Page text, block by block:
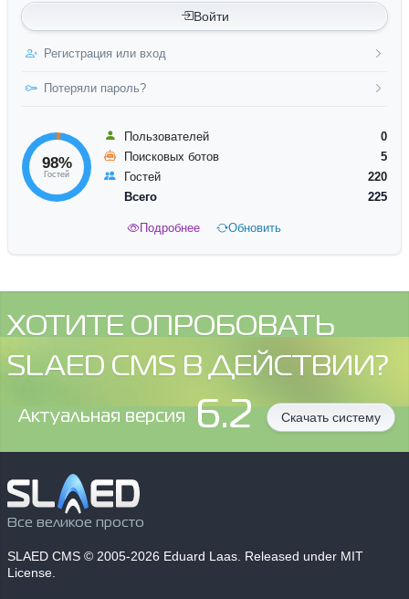
Войти
Регистрация или вход
Потеряли пароль?
98%
Гостей
Пользователей
0
Поисковых ботов
5
Гостей
220
Всего
225
Подробнее Обновить
ХОТИТЕ ОПРОБОВАТЬ
SLAED CMS В ДЕЙСТВИИ?
Aктуальная версия 6.2 Скачать систему
Все великое просто
SLAED CMS © 2005-2026 Eduard Laas. Released under MIT
License.